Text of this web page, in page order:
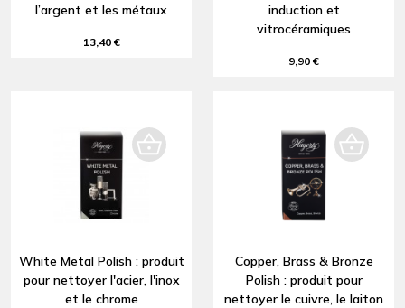
l’argent et les métaux
13,40 €
induction et
vitrocéramiques
9,90 €
White Metal Polish : produit
pour nettoyer l'acier, l'inox
et le chrome
Copper, Brass & Bronze
Polish : produit pour
nettoyer le cuivre, le laiton